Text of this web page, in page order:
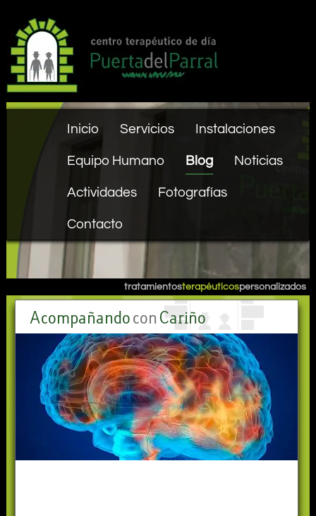
Inicio Servicios Instalaciones
Equipo Humano Blog Noticias
Actividades Fotografías
Contacto
tratamientosterapéuticospersonalizados
Acompañando con Cariño